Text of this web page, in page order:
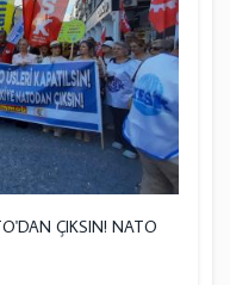
ÇIKSIN! NATO